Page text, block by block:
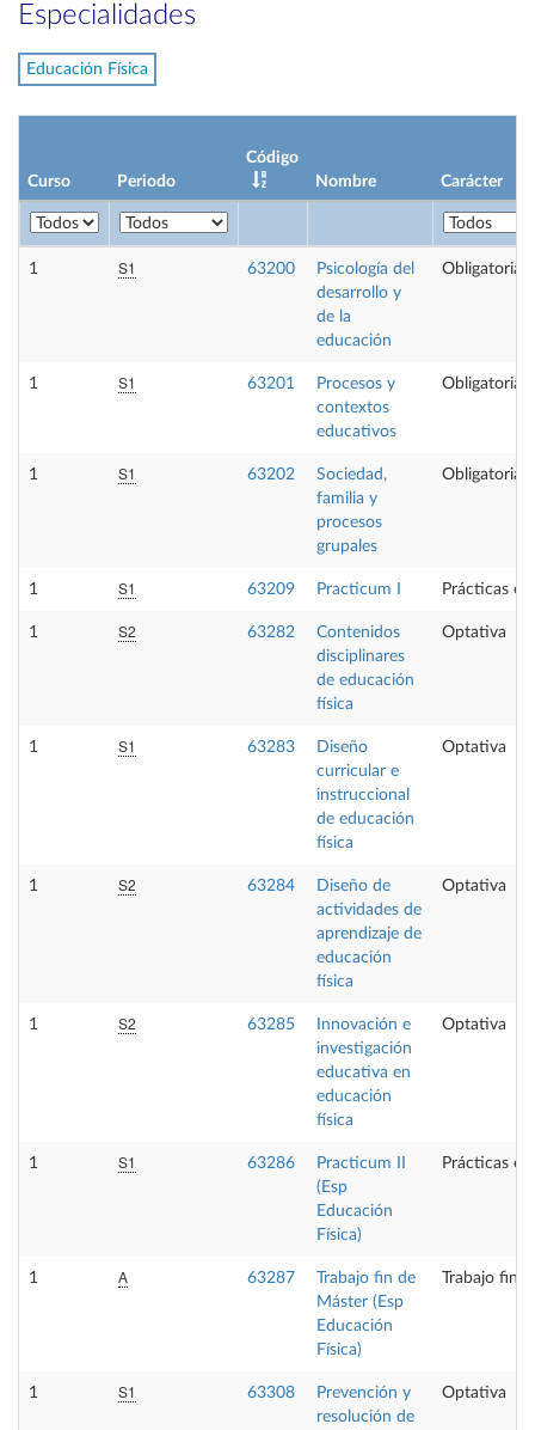
Especialidades
Educación Física
Curso Periodo
Código
Nombre
Carácter
1 S1 63200
Psicología del
desarrollo y
de la
educación
Obligatoria
1 S1 63201
Procesos y
contextos
educativos
Obligatoria
1 S1 63202
Sociedad,
familia y
procesos
grupales
Obligatoria
1 S1 63209 Practicum I Prácticas
1 S2 63282
Contenidos
disciplinares
de educación
física
Optativa
1 S1 63283
Diseño
curricular e
instruccional
de educación
física
Optativa
1 S2 63284
Diseño de
actividades de
aprendizaje de
educación
física
Optativa
1 S2 63285
Innovación e
investigación
educativa en
educación
física
Optativa
1 S1 63286
Practicum II
(Esp
Educación
Física)
Prácticas
1 A 63287
Trabajo fin de
Máster (Esp
Educación
Física)
Trabajo fin
1 S1 63308
Prevención y
resolución de
Optativa